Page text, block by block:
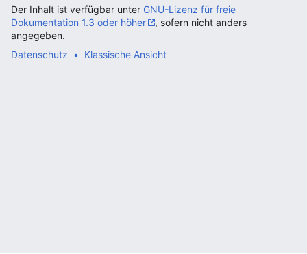
Der Inhalt ist verfügbar unter GNU-Lizenz für freie
Dokumentation 1.3 oder höher
, sofern nicht anders
angegeben.
Datenschutz
Klassische Ansicht